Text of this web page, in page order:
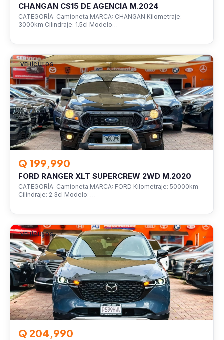
CHANGAN CS15 DE AGENCIA M.2024
CATEGORÍA: Camioneta MARCA: CHANGAN Kilometraje:
3000km Cilindraje: 1.5cl Modelo…
VEHÍCULOS
Q 199,990
FORD RANGER XLT SUPERCREW 2WD M.2020
CATEGORÍA: Camioneta MARCA: FORD Kilometraje: 50000km
Cilindraje: 2.3cl Modelo: …
VEHÍCULOS
Q 204,990